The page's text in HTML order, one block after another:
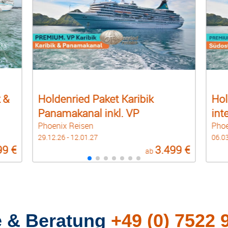
€
Holdenried Paket Südostasien
intensiv & VP Bali
Phoenix Reisen
06.03.27 - 23.03.27
ab 3.999 €
& Beratung +49 (0) 7522